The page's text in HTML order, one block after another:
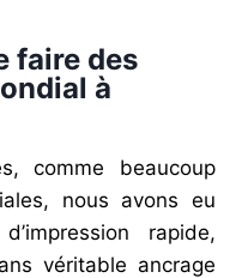
faire des
à
comme beaucoup
nous avons eu
rapide,
véritable ancrage